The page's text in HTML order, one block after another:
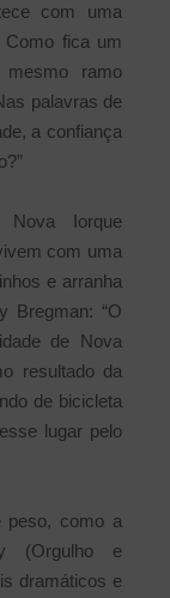
com uma
fica um
ramo
palavras de
a confiança
Iorque
com uma
e arranha
Bregman: “O
de Nova
resultado da
de bicicleta
lugar pelo
peso, como a
(Orgulho e
dramáticos e